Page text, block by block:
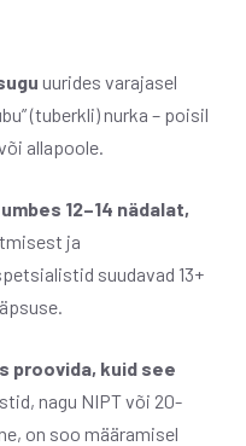
uurides varajasel
(tuberkli) nurka – poisil
allapoole.
12–14 nädalat,
ja
suudavad 13+
proovida, kuid see
nagu NIPT või 20-
on soo määramisel